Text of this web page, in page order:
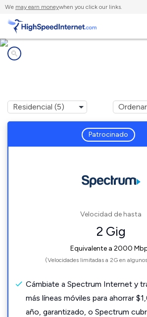
We may earn moneywhen you click our links.
Patrocinado
Velocidad de hasta
2 Gig
Equivalente a 2000
(Velocidades limitadas a 2G en
Cámbiate a Spectrum Internet y
más líneas móviles para ahorrar
año, garantizado, o Spectrum